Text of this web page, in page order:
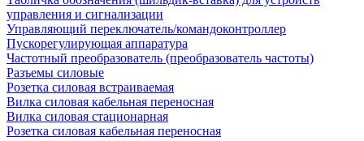
управления и сигнализации
Управляющий переключатель/командоконтроллер
Пускорегулирующая аппаратура
Частотный преобразователь (преобразователь частоты)
Разъемы силовые
Розетка силовая встраиваемая
Вилка силовая кабельная переносная
Вилка силовая стационарная
Розетка силовая кабельная переносная